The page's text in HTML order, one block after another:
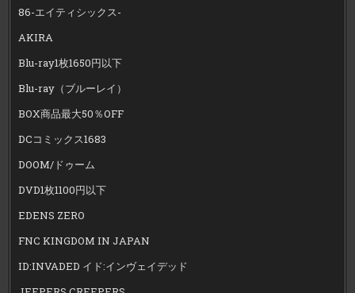
86-エイティシックス-
AKIRA
Blu-ray1枚1650円以下
Blu-ray（ブルーレイ）
BOX商品最大50％OFF
DCコミックス1683
DOOM/ドゥーム
DVD1枚1100円以下
EDENS ZERO
FNC KINGDOM IN JAPAN
ID:INVADED イド:インヴェイデッド